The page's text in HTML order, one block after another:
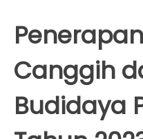
Canggih
Budidaya